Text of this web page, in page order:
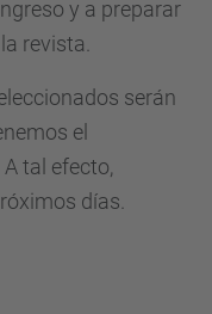
y a preparar
revista.
serán
el
tal efecto,
días.